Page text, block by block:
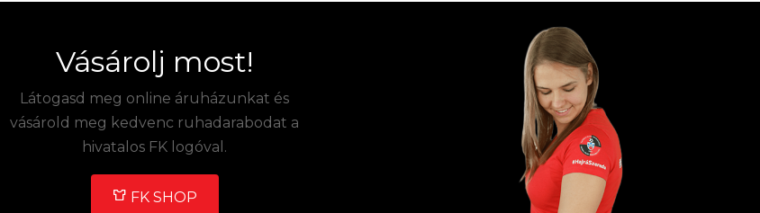
Vásárolj most!
Látogasd meg online áruházunkat és
vásárold meg kedvenc ruhadarabodat a
hivatalos FK logóval.
FK SHOP